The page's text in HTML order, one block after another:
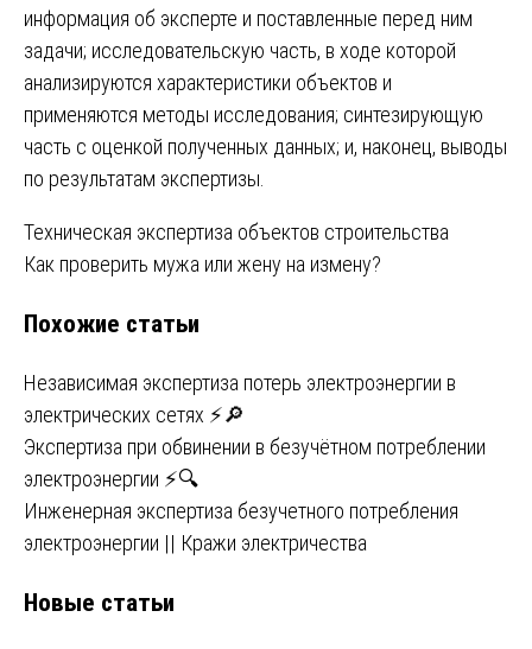
информация об эксперте и поставленные перед ним
задачи; исследовательскую часть, в ходе которой
анализируются характеристики объектов и
применяются методы исследования; синтезирующую
часть с оценкой полученных данных; и, наконец, выводы
по результатам экспертизы.
Навигация
записям
Техническая экспертиза объектов строительства
Как проверить мужа или жену на измену?
Похожие статьи
Независимая экспертиза потерь электроэнергии в
электрических сетях ⚡🔎
Экспертиза при обвинении в безучётном потреблении
электроэнергии ⚡🔍
Инженерная экспертиза безучетного потребления
электроэнергии || Кражи электричества
Новые статьи